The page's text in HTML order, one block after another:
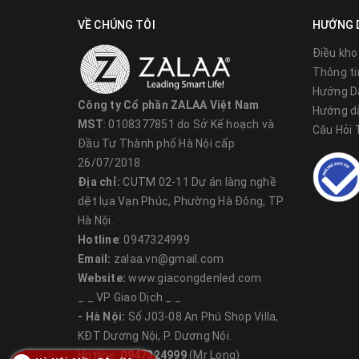
sáng trắng tự nhiên và ánh sáng mờ trắng (phục vụ
- Tương tự như đèn năng lượng mặt trời
đèn tuýp
là giải pháp kinh tế hữu hiệu cho mọi công trình.
thải. Đồng thời, cấu tạo của đèn không hề chứa các
- Việc lắp đặt sản phẩm hết sức nhanh gọn, thao tác
Kết
- Tuổi thọ sản phẩm là 40.000 giờ. Con số này hoàn
thống. Thêm vào đó, đèn LED có đặc điểm là ít hỏng
- So với đèn huỳnh quang truyền thống, đèn LED
khởi động nhanh, không phát ra những âm thanh
Chính sách bảo hành
- Cơ chế bảo hành được áp dụng linh hoạt với hiệu
VỀ CHÚNG TÔI
Công ty Cổ phần ZALAA Việt Nam
MST: 0108377851 do Sở Kế hoạch và
Đầu Tư Thành phố Hà Nội cấp
26/07/2018.
Địa chỉ: CUTM 02-11 Dự án làng nghề
dệt lụa Vạn Phúc, Phường Hà Đông, TP
Hà Nội.
Hotline: 0947324999
Email: zalaa.vn@gmail.com
Website:www.giacongdenled.com
_ _ VP Giao Dịch _ _
- Hà Nội: Số J03-08 An Phú Shop Villa,
KĐT Dương Nội, P. Dương Nội.
Hotline: 0947324999(Mr Long)
HƯỚNG
Điều
Thông
Hướng
Hướng
Câu Hỏi